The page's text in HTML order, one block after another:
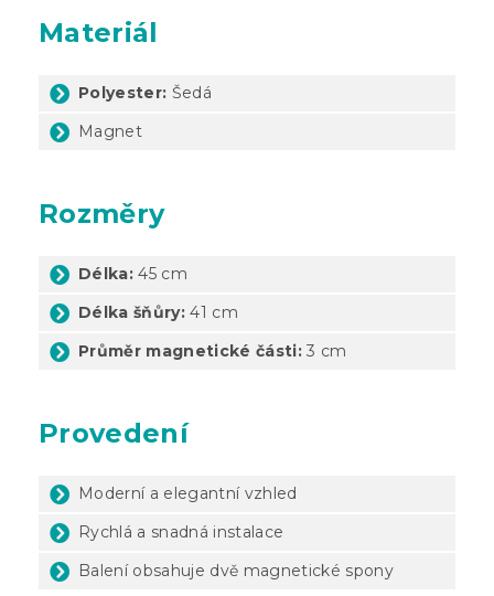
Materiál
Polyester: Šedá
Magnet
Rozměry
Délka: 45 cm
Délka šňůry: 41 cm
Průměr magnetické části: 3 cm
Provedení
Moderní a elegantní vzhled
Rychlá a snadná instalace
Balení obsahuje dvě magnetické spony